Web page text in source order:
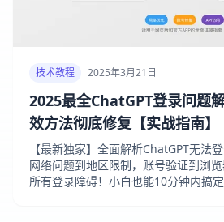
技术教程 2025年3月21日
2025最全ChatGPT登录问题
效方法彻底修复【实战指南】
【最新独家】全面解析ChatGPT无法
网络问题到地区限制，账号验证到浏
所有登录障碍！小白也能10分钟内搞定